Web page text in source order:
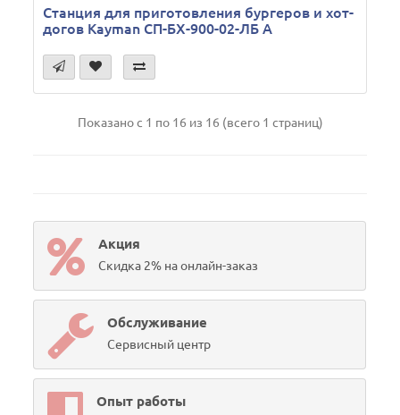
Станция для приготовления бургеров и хот-
догов Kayman СП-БХ-900-02-ЛБ А
Показано с 1 по 16 из 16 (всего 1 страниц)
Акция
Скидка 2% на онлайн-заказ
Обслуживание
Сервисный центр
Опыт работы